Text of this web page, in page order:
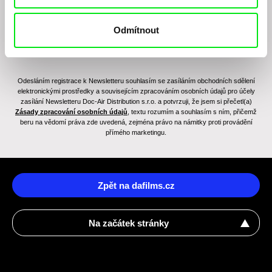
Odmítnout
Odesláním registrace k Newsletteru souhlasím se zasíláním obchodních sdělení
elektronickými prostředky a souvisejícím zpracováním osobních údajů pro účely
zasílání Newsletteru Doc-Air Distribution s.r.o. a potvrzuji, že jsem si přečetl(a)
Zásady zpracování osobních údajů , textu rozumím a souhlasím s ním, přičemž
beru na vědomí práva zde uvedená, zejména právo na námitky proti provádění
přímého marketingu.
Zpět na dafilms.cz
Na začátek stránky